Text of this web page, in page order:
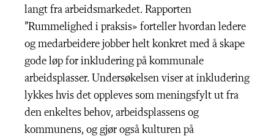
langt fra arbeidsmarkedet. Rapporten
”Rummelighed i praksis» forteller hvordan ledere
og medarbeidere jobber helt konkret med å skape
gode løp for inkludering på kommunale
arbeidsplasser. Undersøkelsen viser at inkludering
lykkes hvis det oppleves som meningsfylt ut fra
den enkeltes behov, arbeidsplassens og
kommunens, og gjør også kulturen på